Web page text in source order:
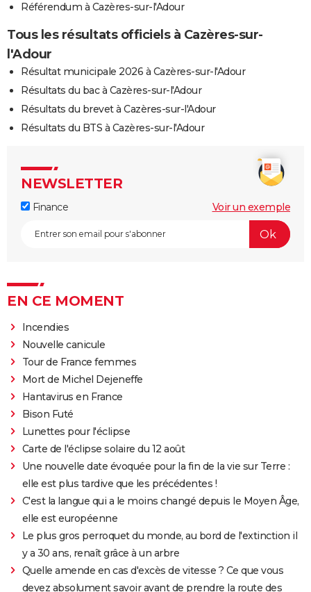
Référendum à Cazères-sur-l'Adour
Tous les résultats officiels à Cazères-sur-
l'Adour
Résultat municipale 2026 à Cazères-sur-l'Adour
Résultats du bac à Cazères-sur-l'Adour
Résultats du brevet à Cazères-sur-l'Adour
Résultats du BTS à Cazères-sur-l'Adour
NEWSLETTER
Finance Voir un exemple
EN CE MOMENT
Incendies
Nouvelle canicule
Tour de France femmes
Mort de Michel Dejeneffe
Hantavirus en France
Bison Futé
Lunettes pour l'éclipse
Carte de l'éclipse solaire du 12 août
Une nouvelle date évoquée pour la fin de la vie sur Terre :
elle est plus tardive que les précédentes !
C'est la langue qui a le moins changé depuis le Moyen Âge,
elle est européenne
Le plus gros perroquet du monde, au bord de l'extinction il
y a 30 ans, renaît grâce à un arbre
Quelle amende en cas d'excès de vitesse ? Ce que vous
devez absolument savoir avant de prendre la route des